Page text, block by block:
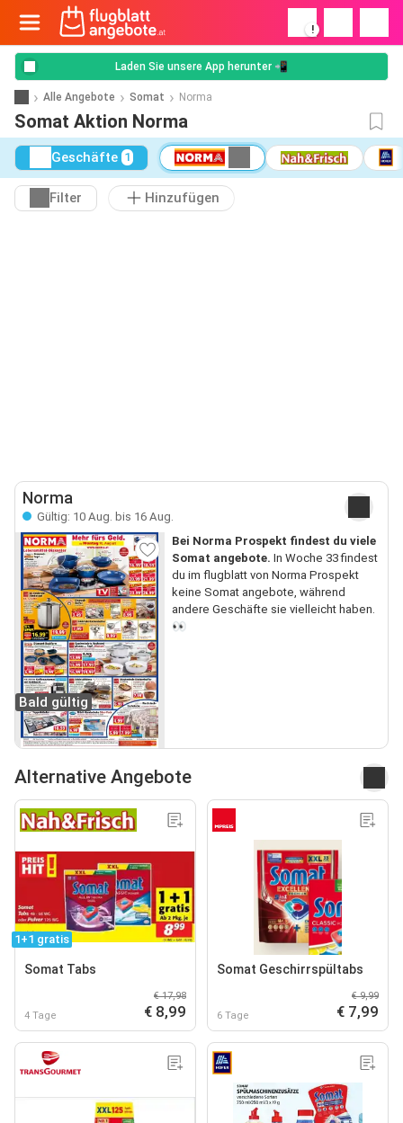
!
Laden Sie unsere App herunter 📲
Alle Angebote Somat Norma
Somat Aktion Norma
Geschäfte 1
Filter Hinzufügen
Norma
Gültig: 10 Aug. bis 16 Aug.
Bald gültig
Bei Norma Prospekt findest du viele
Somat angebote. In Woche 33 findest
du im flugblatt von Norma Prospekt
keine Somat angebote, während
andere Geschäfte sie vielleicht haben.
👀
Alternative Angebote
1+1 gratis
Somat Tabs
4 Tage
€ 17,98
€ 8,99
Somat Geschirrspültabs
6 Tage
€ 9,99
€ 7,99